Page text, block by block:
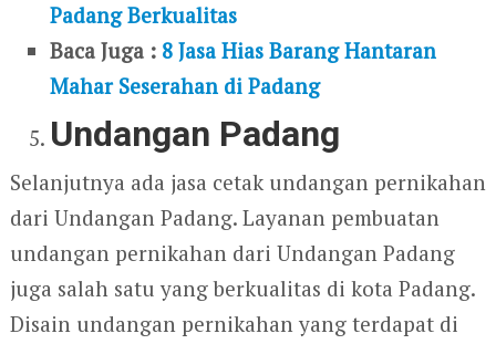
Padang Berkualitas
Baca Juga : 8 Jasa Hias Barang Hantaran
Mahar Seserahan di Padang
Undangan Padang
Selanjutnya ada jasa cetak undangan pernikahan
dari Undangan Padang. Layanan pembuatan
undangan pernikahan dari Undangan Padang
juga salah satu yang berkualitas di kota Padang.
Disain undangan pernikahan yang terdapat di